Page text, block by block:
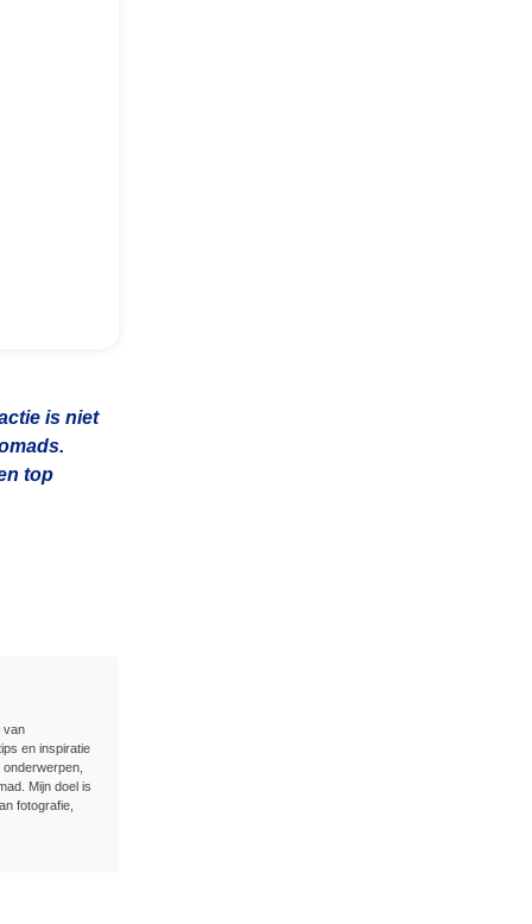
is niet
top
van
en inspiratie
Mijn doel is
fotografie,